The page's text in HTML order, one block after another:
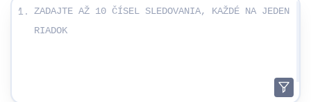
Zadajte svoje sledovacie čísla:
1.